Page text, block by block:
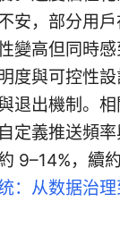
安，部分用
變高但同時
度與可控性
退出機制。
定義推送頻
9–14%，續
：从数据治